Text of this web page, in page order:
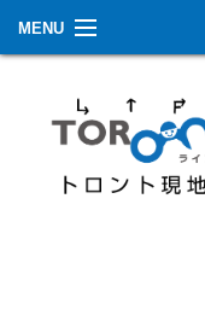
MENU
生活情報
その他